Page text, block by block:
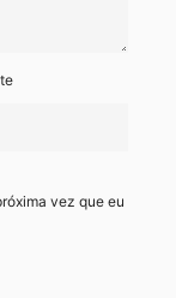
vez que eu